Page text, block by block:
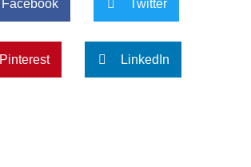
Facebook Twitter
Pinterest LinkedIn